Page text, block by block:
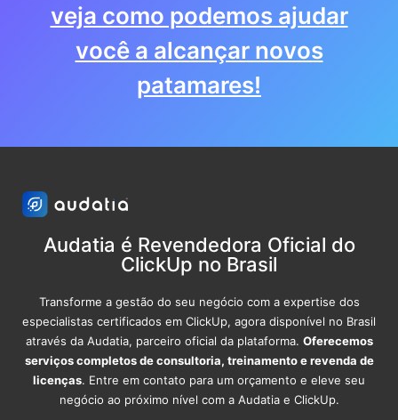
veja como podemos ajudar
você a alcançar novos
patamares!
Audatia é Revendedora Oficial do
ClickUp no Brasil
Transforme a gestão do seu negócio com a expertise dos
especialistas certificados em ClickUp, agora disponível no Brasil
através da Audatia, parceiro oficial da plataforma. Oferecemos
serviços completos de consultoria, treinamento e revenda de
licenças. Entre em contato para um orçamento e eleve seu
negócio ao próximo nível com a Audatia e ClickUp.